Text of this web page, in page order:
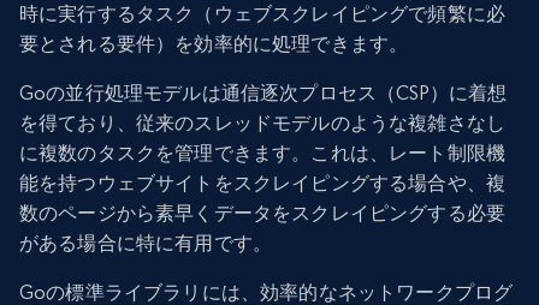
時に実行するタスク（ウェブスクレイピングで頻繁に必
要とされる要件）を効率的に処理できます。
Goの並行処理モデルは通信逐次プロセス（CSP）に着想
を得ており、従来のスレッドモデルのような複雑さなし
に複数のタスクを管理できます。これは、レート制限機
能を持つウェブサイトをスクレイピングする場合や、複
数のページから素早くデータをスクレイピングする必要
がある場合に特に有用です。
Goの標準ライブラリには、効率的なネットワークプログ